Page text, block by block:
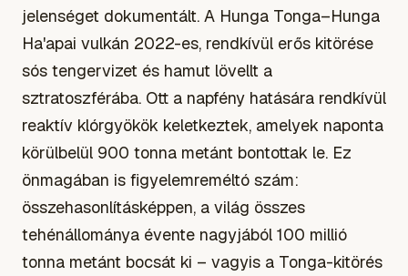
jelenséget dokumentált. A Hunga Tonga–Hunga
Ha'apai vulkán 2022-es, rendkívül erős kitörése
sós tengervizet és hamut lövellt a
sztratoszférába. Ott a napfény hatására rendkívül
reaktív klórgyökök keletkeztek, amelyek naponta
körülbelül 900 tonna metánt bontottak le. Ez
önmagában is figyelemreméltó szám:
összehasonlításképpen, a világ összes
tehénállománya évente nagyjából 100 millió
tonna metánt bocsát ki – vagyis a Tonga-kitörés